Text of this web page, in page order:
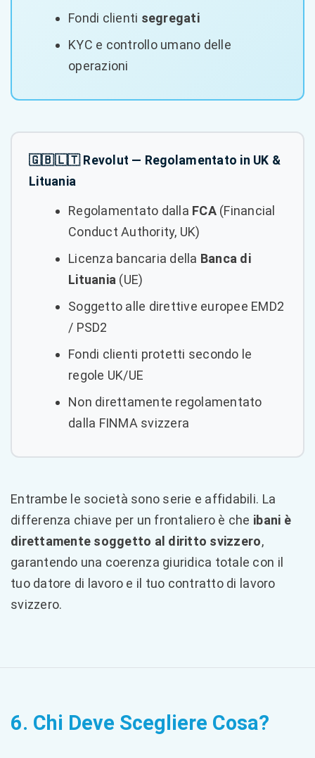
Fondi clienti segregati
KYC e controllo umano delle
operazioni
🇬🇧🇱🇹 Revolut — Regolamentato in UK &
Lituania
Regolamentato dalla FCA(Financial
Conduct Authority, UK)
Licenza bancaria della Banca di
Lituania (UE)
Soggetto alle direttive europee EMD2
/ PSD2
Fondi clienti protetti secondo le
regole UK/UE
Non direttamente regolamentato
dalla FINMA svizzera
Entrambe le società sono serie e affidabili. La
differenza chiave per un frontaliero è che ibani è
direttamente soggetto al diritto svizzero,
garantendo una coerenza giuridica totale con il
tuo datore di lavoro e il tuo contratto di lavoro
svizzero.
6. Chi Deve Scegliere Cosa?